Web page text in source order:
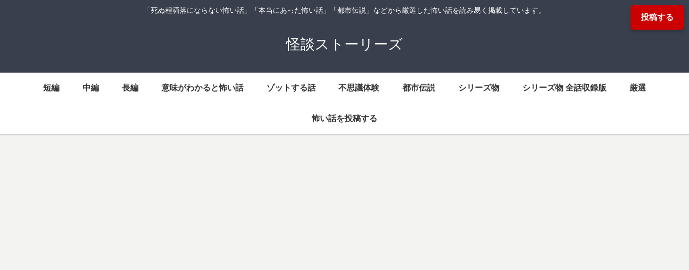
投稿する
「死ぬ程洒落にならない怖い話」「本当にあった怖い話」「都市伝説」などから厳選した怖い話を読み易く掲載しています。
怪談ストーリーズ
短編 中編 長編 意味がわかると怖い話 ゾットする話 不思議体験 都市伝説 シリーズ物 シリーズ物 全話収録版 厳選
怖い話を投稿する